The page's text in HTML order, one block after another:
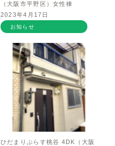
（大阪市平野区）女性棟
2023年4月17日
お知らせ
ひだまりぷらす桃谷 4DK（大阪